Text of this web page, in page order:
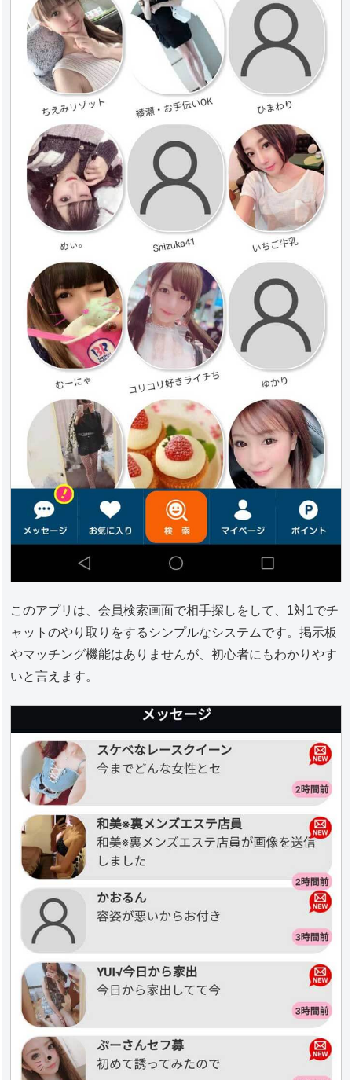
このアプリは、会員検索画面で相手探しをして、1対1でチ
ャットのやり取りをするシンプルなシステムです。掲示板
やマッチング機能はありませんが、初心者にもわかりやす
いと言えます。